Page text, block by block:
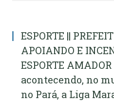
ESPORTE ||
APOIANDO E
ESPORTE
acontecendo, no
no Pará, a Liga